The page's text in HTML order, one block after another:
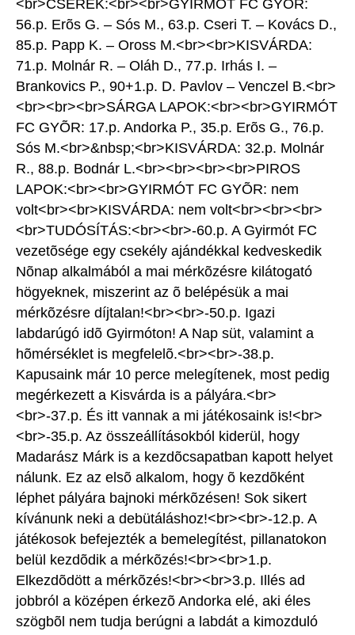
<br>CSERÉK:<br><br>GYIRMÓT FC GYÕR:
56.p. Erõs G. – Sós M., 63.p. Cseri T. – Kovács D.,
85.p. Papp K. – Oross M.<br><br>KISVÁRDA:
71.p. Molnár R. – Oláh D., 77.p. Irhás I. –
Brankovics P., 90+1.p. D. Pavlov – Venczel B.<br>
<br><br><br>SÁRGA LAPOK:<br><br>GYIRMÓT
FC GYÕR: 17.p. Andorka P., 35.p. Erõs G., 76.p.
Sós M.<br>&nbsp;<br>KISVÁRDA: 32.p. Molnár
R., 88.p. Bodnár L.<br><br><br><br>PIROS
LAPOK:<br><br>GYIRMÓT FC GYÕR: nem
volt<br><br>KISVÁRDA: nem volt<br><br><br>
<br>TUDÓSÍTÁS:<br><br>-60.p. A Gyirmót FC
vezetõsége egy csekély ajándékkal kedveskedik
Nõnap alkalmából a mai mérkõzésre kilátogató
högyeknek, miszerint az õ belépésük a mai
mérkõzésre díjtalan!<br><br>-50.p. Igazi
labdarúgó idõ Gyirmóton! A Nap süt, valamint a
hõmérséklet is megfelelõ.<br><br>-38.p.
Kapusaink már 10 perce melegítenek, most pedig
megérkezett a Kisvárda is a pályára.<br>
<br>-37.p. És itt vannak a mi játékosaink is!<br>
<br>-35.p. Az összeállításokból kiderül, hogy
Madarász Márk is a kezdõcsapatban kapott helyet
nálunk. Ez az elsõ alkalom, hogy õ kezdõként
léphet pályára bajnoki mérkõzésen! Sok sikert
kívánunk neki a debütáláshoz!<br><br>-12.p. A
játékosok befejezték a bemelegítést, pillanatokon
belül kezdõdik a mérkõzés!<br><br>1.p.
Elkezdõdött a mérkõzés!<br><br>3.p. Illés ad
jobbról a középen érkezõ Andorka elé, aki éles
szögbõl nem tudja berúgni a labdát a kimozduló